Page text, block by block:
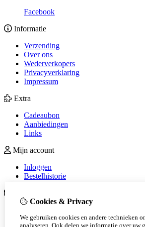
Facebook
Informatie
Verzending
Over ons
Wederverkopers
Privacyverklaring
Impressum
Extra
Cadeaubon
Aanbiedingen
Links
Mijn account
Inloggen
Bestelhistorie
Sitemap
Cookies & Privacy
We gebruiken cookies en andere technieken
analyseren. Ook delen we informatie over uw